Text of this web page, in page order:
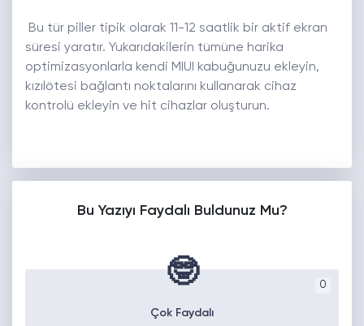
Bu tür piller tipik olarak 11-12 saatlik bir aktif ekran
süresi yaratır. Yukarıdakilerin tümüne harika
optimizasyonlarla kendi MIUI kabuğunuzu ekleyin,
kızılötesi bağlantı noktalarını kullanarak cihaz
kontrolü ekleyin ve hit cihazlar oluşturun.
Bu Yazıyı Faydalı Buldunuz Mu?
0
🤓
Çok Faydalı